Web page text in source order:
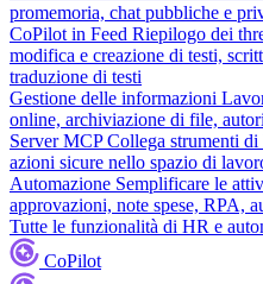
promemoria, chat pubbliche e
CoPilot in Feed Riepilogo dei
modifica e creazione di testi,
traduzione di testi
Gestione delle informazioni
online, archiviazione di file,
Server MCP Collega strumenti
azioni sicure nello spazio di
Automazione Semplificare le
approvazioni, note spese, RPA,
Tutte le funzionalità di HR e
CoPilot